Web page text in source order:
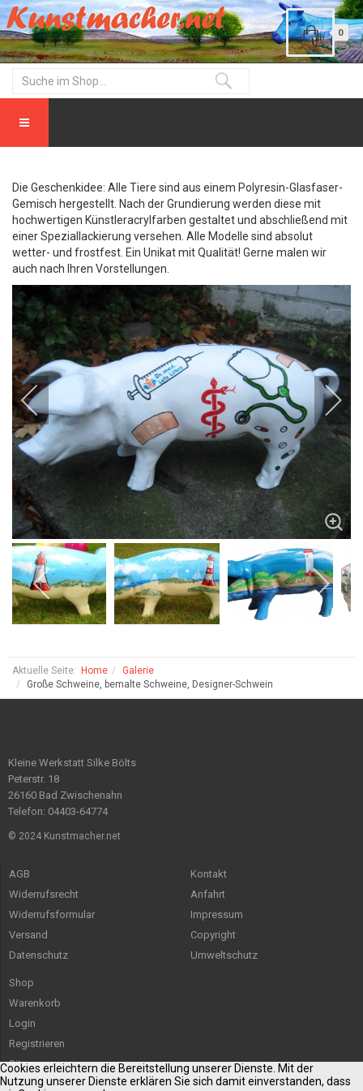
0
Die Geschenkidee: Alle Tiere sind aus einem Polyresin-Glasfaser-
Gemisch hergestellt. Nach der Grundierung werden diese mit
hochwertigen Künstleracrylfarben gestaltet und abschließend mit
einer Speziallackierung versehen. Alle Modelle sind absolut
wetter- und frostfest. Ein Unikat mit Qualität! Gerne malen wir
auch nach Ihren Vorstellungen.
Aktuelle Seite: Home
Galerie
Große Schweine, bemalte Schweine, Designer-Schwein
Kleine Werkstatt Silke Bölts
Peterstr. 18
26160 Bad Zwischenahn
Telefon: 04403-64774
© 2024 Kunstmacher.net
AGB
Widerrufsrecht
Widerrufsformular
Versand
Datenschutz
Kontakt
Anfahrt
Impressum
Copyright
Umweltschutz
Shop
Warenkorb
Login
Registrieren
Sitemap
Cookies erleichtern die Bereitstellung unserer Dienste. Mit der
Nutzung unserer Dienste erklären Sie sich damit einverstanden, dass